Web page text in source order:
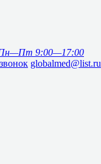
9:00—17:00
globalmed@list.ru